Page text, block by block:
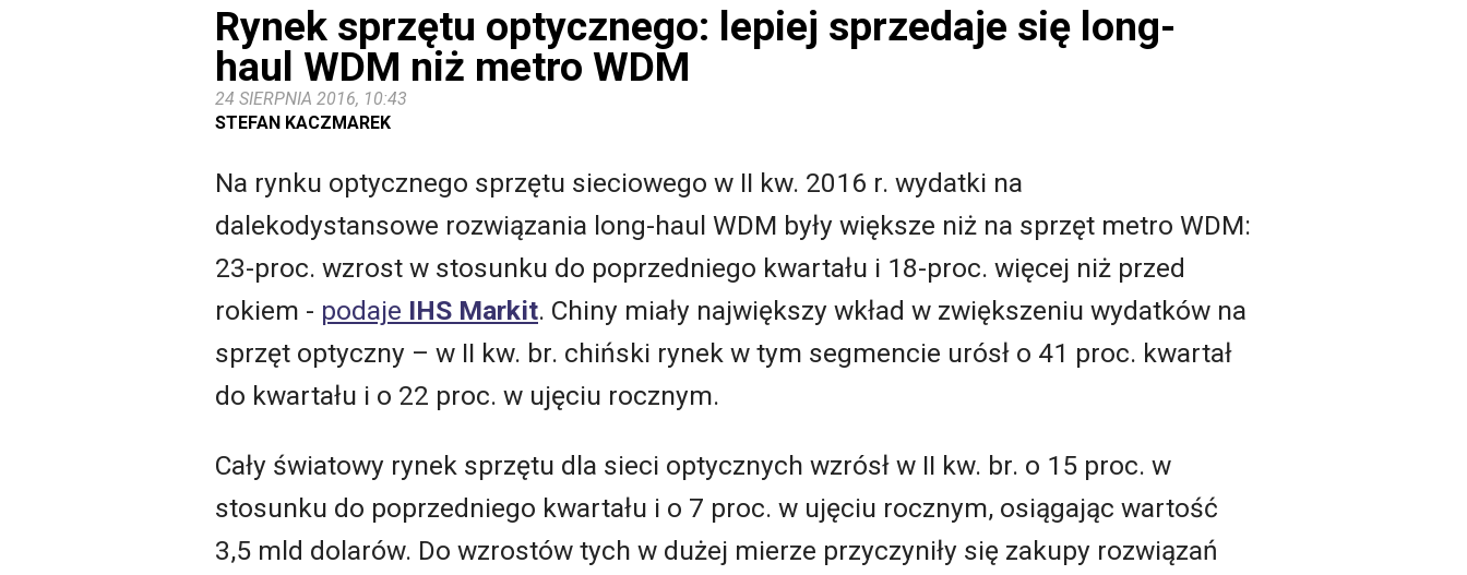
Rynek sprzętu optycznego: lepiej sprzedaje się long-
haul WDM niż metro WDM
24 SIERPNIA 2016, 10:43
STEFAN KACZMAREK
Na rynku optycznego sprzętu sieciowego w II kw. 2016 r. wydatki na
dalekodystansowe rozwiązania long-haul WDM były większe niż na sprzęt metro WDM:
23-proc. wzrost w stosunku do poprzedniego kwartału i 18-proc. więcej niż przed
rokiem - podaje IHS Markit. Chiny miały największy wkład w zwiększeniu wydatków na
sprzęt optyczny – w II kw. br. chiński rynek w tym segmencie urósł o 41 proc. kwartał
do kwartału i o 22 proc. w ujęciu rocznym.
Cały światowy rynek sprzętu dla sieci optycznych wzrósł w II kw. br. o 15 proc. w
stosunku do poprzedniego kwartału i o 7 proc. w ujęciu rocznym, osiągając wartość
3,5 mld dolarów. Do wzrostów tych w dużej mierze przyczyniły się zakupy rozwiązań